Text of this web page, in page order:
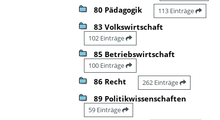
80 Pädagogik 113 Einträge
83 Volkswirtschaft
102 Einträge
85 Betriebswirtschaft
100 Einträge
86 Recht 262 Einträge
89 Politikwissenschaften
59 Einträge